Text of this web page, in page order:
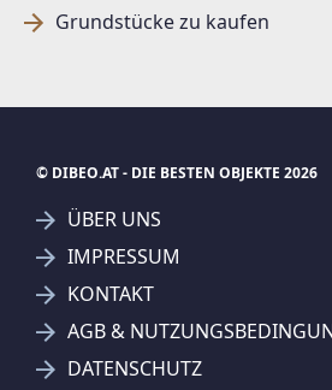
Grundstücke zu kaufen
SUCHAGENT ANLEGEN
AKTUELLEN
© DIBEO.AT - DIE BESTEN OBJEKTE 2026
ÜBER UNS
IMPRESSUM
KONTAKT
AGB &
DATENSCHUTZ